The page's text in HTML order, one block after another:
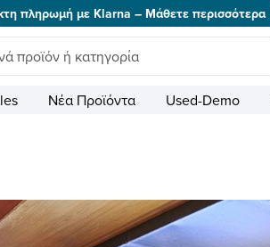
πληρωμή με Klarna – Μάθετε περισσότερα
Νέα Προϊόντα Used-Demo